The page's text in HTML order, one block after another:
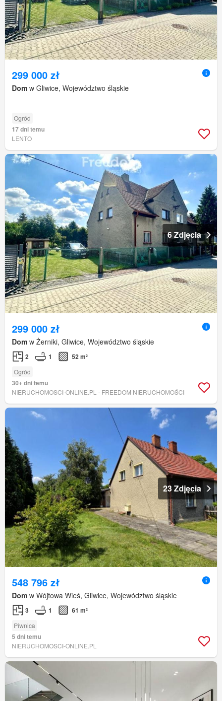
299 000 zł
Dom w Gliwice, Województwo śląskie
Ogród
17 dni temu
LENTO
6 Zdjęcia
299 000 zł
Dom w Żerniki, Gliwice, Województwo śląskie
2 1 52 m²
Ogród
30+ dni temu
NIERUCHOMOSCI-ONLINE.PL - FREEDOM NIERUCHOMOŚCI
23 Zdjęcia
548 796 zł
Dom w Wójtowa Wieś, Gliwice, Województwo śląskie
3 1 61 m²
Piwnica
5 dni temu
NIERUCHOMOSCI-ONLINE.PL